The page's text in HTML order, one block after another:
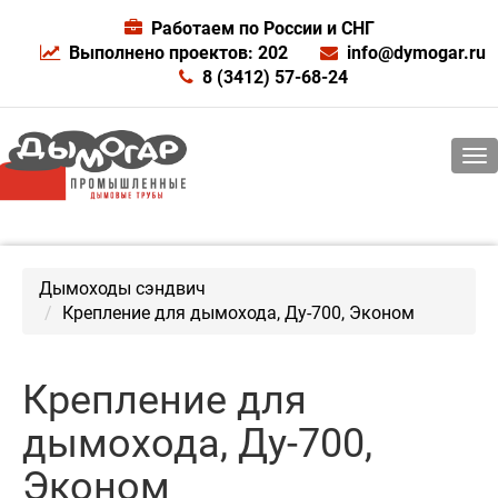
Работаем по России и СНГ
Выполнено проектов: 202
info@dymogar.ru
8 (3412) 57-68-24
Дымоходы сэндвич
Крепление для дымохода, Ду-700, Эконом
Крепление для
дымохода, Ду-700,
Эконом